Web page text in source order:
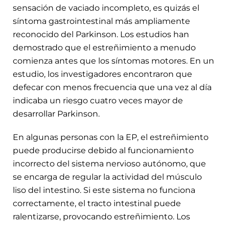
sensación de vaciado incompleto, es quizás el
síntoma gastrointestinal más ampliamente
reconocido del Parkinson. Los estudios han
demostrado que el estreñimiento a menudo
comienza antes que los síntomas motores. En un
estudio, los investigadores encontraron que
defecar con menos frecuencia que una vez al día
indicaba un riesgo cuatro veces mayor de
desarrollar Parkinson.
En algunas personas con la EP, el estreñimiento
puede producirse debido al funcionamiento
incorrecto del sistema nervioso autónomo, que
se encarga de regular la actividad del músculo
liso del intestino. Si este sistema no funciona
correctamente, el tracto intestinal puede
ralentizarse, provocando estreñimiento. Los